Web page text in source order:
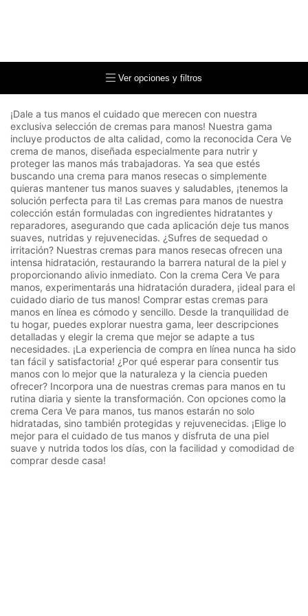
Ver opciones y filtros
¡Dale a tus manos el cuidado que merecen con nuestra
exclusiva selección de cremas para manos! Nuestra gama
incluye productos de alta calidad, como la reconocida Cera Ve
crema de manos, diseñada especialmente para nutrir y
proteger las manos más trabajadoras. Ya sea que estés
buscando una crema para manos resecas o simplemente
quieras mantener tus manos suaves y saludables, ¡tenemos la
solución perfecta para ti! Las cremas para manos de nuestra
colección están formuladas con ingredientes hidratantes y
reparadores, asegurando que cada aplicación deje tus manos
suaves, nutridas y rejuvenecidas. ¿Sufres de sequedad o
irritación? Nuestras cremas para manos resecas ofrecen una
intensa hidratación, restaurando la barrera natural de la piel y
proporcionando alivio inmediato. Con la crema Cera Ve para
manos, experimentarás una hidratación duradera, ¡ideal para el
cuidado diario de tus manos! Comprar estas cremas para
manos en línea es cómodo y sencillo. Desde la tranquilidad de
tu hogar, puedes explorar nuestra gama, leer descripciones
detalladas y elegir la crema que mejor se adapte a tus
necesidades. ¡La experiencia de compra en línea nunca ha sido
tan fácil y satisfactoria! ¿Por qué esperar para consentir tus
manos con lo mejor que la naturaleza y la ciencia pueden
ofrecer? Incorpora una de nuestras cremas para manos en tu
rutina diaria y siente la transformación. Con opciones como la
crema Cera Ve para manos, tus manos estarán no solo
hidratadas, sino también protegidas y rejuvenecidas. ¡Elige lo
mejor para el cuidado de tus manos y disfruta de una piel
suave y nutrida todos los días, con la facilidad y comodidad de
comprar desde casa!